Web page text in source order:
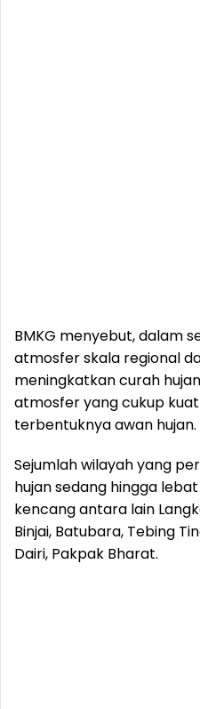
BMKG menyebut, dalam
atmosfer skala regional
meningkatkan curah
atmosfer yang cukup
terbentuknya awan hujan.
Sejumlah wilayah yang
hujan sedang hingga
kencang antara lain
Binjai, Batubara, Tebing
Dairi, Pakpak Bharat.